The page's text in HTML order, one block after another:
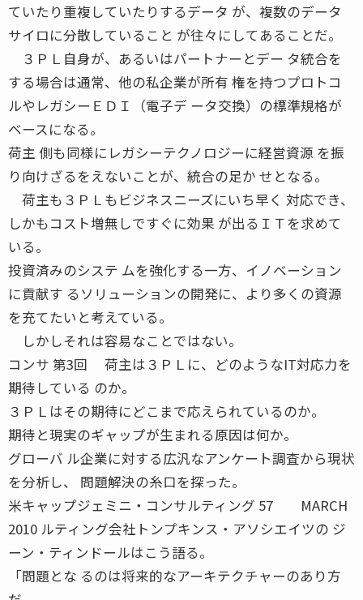
ていたり重複していたりするデータ が、複数のデータ
サイロに分散していること が往々にしてあることだ。
３ＰＬ自身が、あるいはパートナーとデー タ統合を
する場合は通常、他の私企業が所有 権を持つプロトコ
ルやレガシーＥＤＩ（電子デ ータ交換）の標準規格が
ベースになる。
荷主 側も同様にレガシーテクノロジーに経営資源 を振
り向けざるをえないことが、統合の足か せとなる。
荷主も３ＰＬもビジネスニーズにいち早く 対応でき、
しかもコスト増無しですぐに効果 が出るＩＴを求めて
いる。
投資済みのシステ ムを強化する一方、イノベーション
に貢献す るソリューションの開発に、より多くの資源
を充てたいと考えている。
しかしそれは容易なことではない。
コンサ 第3回 荷主は３ＰＬに、どのようなIT対応力を
期待している のか。
３ＰＬはその期待にどこまで応えられているのか。
期待と現実のギャップが生まれる原因は何か。
グローバ ル企業に対する広汎なアンケート調査から現状
を分析し、 問題解決の糸口を探った。
米キャップジェミニ・コンサルティング 57 MARCH
2010 ルティング会社トンプキンス・アソシエイツの ジ
ーン・ティンドールはこう語る。
「問題とな るのは将来的なアーキテクチャーのあり方